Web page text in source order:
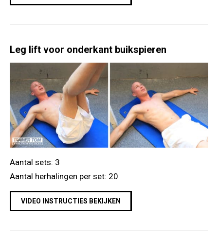
Leg lift voor onderkant buikspieren
Aantal sets: 3
Aantal herhalingen per set: 20
VIDEO INSTRUCTIES BEKIJKEN